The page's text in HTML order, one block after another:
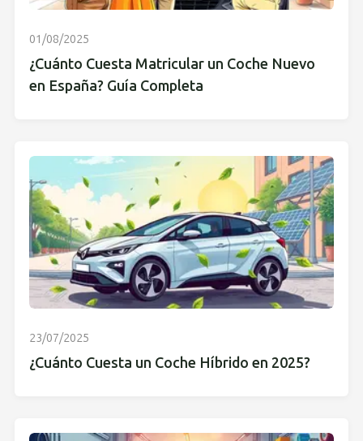
01/08/2025
¿Cuánto Cuesta Matricular un Coche Nuevo
en España? Guía Completa
23/07/2025
¿Cuánto Cuesta un Coche Híbrido en 2025?